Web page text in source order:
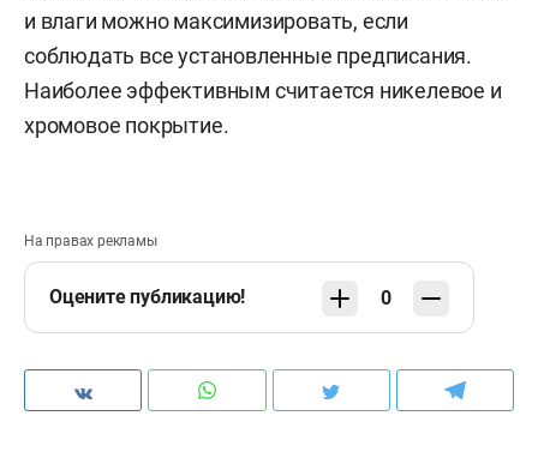
и влаги можно максимизировать, если
соблюдать все установленные предписания.
Наиболее эффективным считается никелевое и
хромовое покрытие.
На правах рекламы
Оцените публикацию! 0